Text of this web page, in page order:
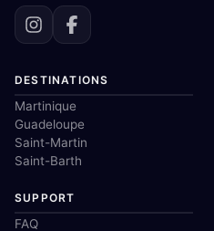
DESTINATIONS
Martinique
Guadeloupe
Saint-Martin
Saint-Barth
SUPPORT
FAQ